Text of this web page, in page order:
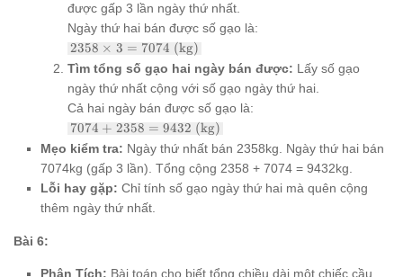
được gấp 3 lần ngày thứ nhất.
Ngày thứ hai bán được số gạo là:
2358
\times
3 =
7074
\text{
(kg)}
2358 × 3 = 7074 (kg)
Tìm tổng số gạo hai ngày bán được: Lấy số gạo
ngày thứ nhất cộng với số gạo ngày thứ hai.
Cả hai ngày bán được số gạo là:
7074
+
2358
=
9432
\text{
(kg)}
7074 + 2358 = 9432 (kg)
Mẹo kiểm tra: Ngày thứ nhất bán 2358kg. Ngày thứ hai bán
7074kg (gấp 3 lần). Tổng cộng 2358 + 7074 = 9432kg.
Lỗi hay gặp: Chỉ tính số gạo ngày thứ hai mà quên cộng
thêm ngày thứ nhất.
Bài 6:
Phân Tích: Bài toán cho biết tổng chiều dài một chiếc cầu,